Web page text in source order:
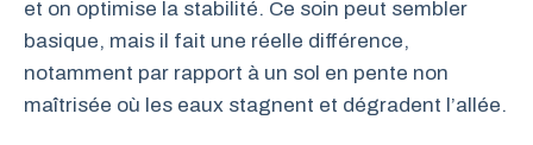
et on optimise la stabilité. Ce soin peut sembler
basique, mais il fait une réelle différence,
notamment par rapport à un sol en pente non
maîtrisée où les eaux stagnent et dégradent l’allée.